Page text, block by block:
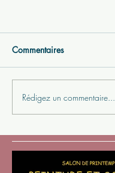
Commentaires
Rédigez un commentaire...